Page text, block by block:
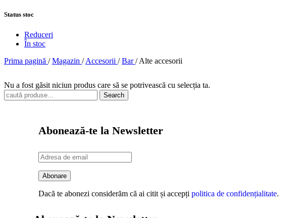
Status stoc
Reduceri
În stoc
Prima pagină / Magazin / Accesorii / Bar/ Alte accesorii
Nu a fost găsit niciun produs care să se potrivească cu selecția ta.
Search
Abonează-te la Newsletter
Dacă te abonezi considerăm că ai citit și accepți politica de confidențialitate.